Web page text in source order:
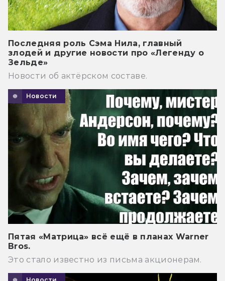
Последняя роль Сэма Нила, главный
злодей и другие новости про «Легенду о
Зельде»
Новости об актёрском составе.
Новости
Пятая «Матрица» всё ещё в планах Warner
Bros.
Это стало известно из письма акционерам.